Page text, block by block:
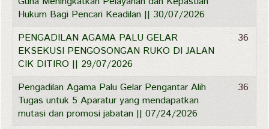
Hukum Bagi Pencari Keadilan || 30/07/2026
PENGADILAN AGAMA PALU GELAR
EKSEKUSI PENGOSONGAN RUKO DI JALAN
CIK DITIRO || 29/07/2026
36
Pengadilan Agama Palu Gelar Pengantar Alih
Tugas untuk 5 Aparatur yang mendapatkan
mutasi dan promosi jabatan || 07/24/2026
36